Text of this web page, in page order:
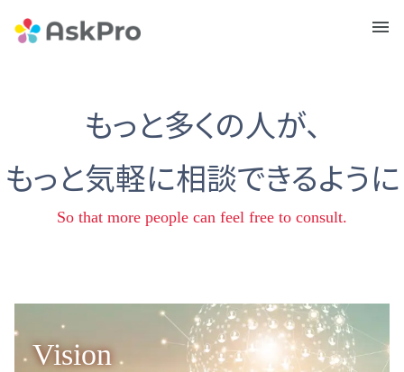
もっと多くの人が、
もっと気軽に相談できるように
So that more people can feel free to consult.
Vision